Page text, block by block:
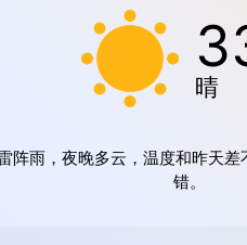
晴
阵雨，夜晚多云，温度和昨天
错。